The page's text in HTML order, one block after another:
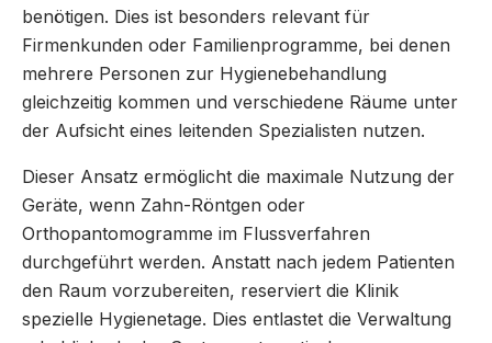
benötigen. Dies ist besonders relevant für
Firmenkunden oder Familienprogramme, bei denen
mehrere Personen zur Hygienebehandlung
gleichzeitig kommen und verschiedene Räume unter
der Aufsicht eines leitenden Spezialisten nutzen.
Dieser Ansatz ermöglicht die maximale Nutzung der
Geräte, wenn Zahn-Röntgen oder
Orthopantomogramme im Flussverfahren
durchgeführt werden. Anstatt nach jedem Patienten
den Raum vorzubereiten, reserviert die Klinik
spezielle Hygienetage. Dies entlastet die Verwaltung